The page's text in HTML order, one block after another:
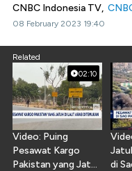
CNBC Indonesia TV,
08 February 2023 19:40
Related
02:10
Video: Puing
Pesawat Kargo
Pakistan yang Jatuh
di